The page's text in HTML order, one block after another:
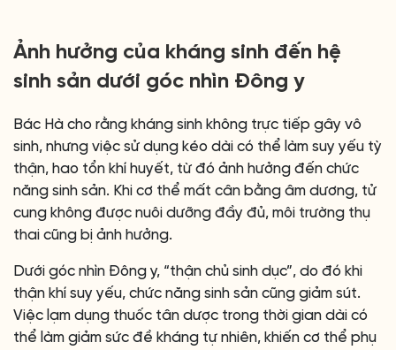
Ảnh hưởng của kháng sinh đến hệ
sinh sản dưới góc nhìn Đông y
Bác Hà cho rằng kháng sinh không trực tiếp gây vô
sinh, nhưng việc sử dụng kéo dài có thể làm suy yếu tỳ
thận, hao tổn khí huyết, từ đó ảnh hưởng đến chức
năng sinh sản. Khi cơ thể mất cân bằng âm dương, tử
cung không được nuôi dưỡng đầy đủ, môi trường thụ
thai cũng bị ảnh hưởng.
Dưới góc nhìn Đông y, “thận chủ sinh dục”, do đó khi
thận khí suy yếu, chức năng sinh sản cũng giảm sút.
Việc lạm dụng thuốc tân dược trong thời gian dài có
thể làm giảm sức đề kháng tự nhiên, khiến cơ thể phụ